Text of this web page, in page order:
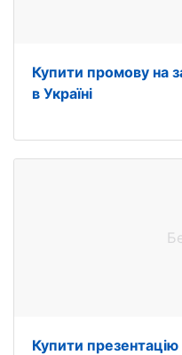
Купити промову на
в Україні
Купити